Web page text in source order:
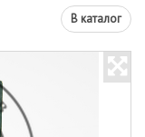
В каталог